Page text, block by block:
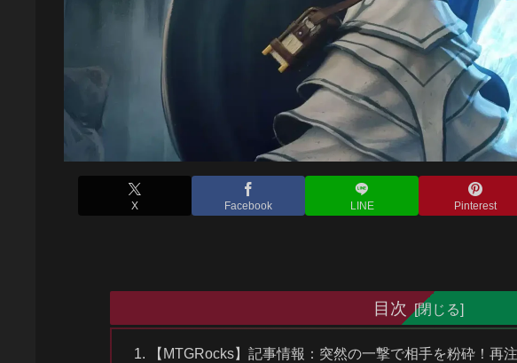
X Facebook LINE Pinterest
目次
【MTGRocks】記事情報：突然の一撃で相手を粉砕！再